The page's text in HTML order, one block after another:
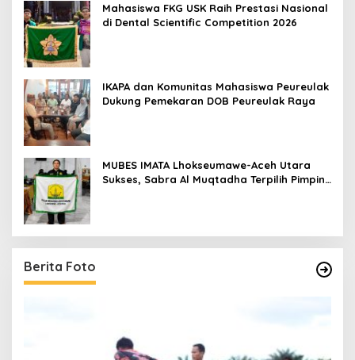
Mahasiswa FKG USK Raih Prestasi Nasional
di Dental Scientific Competition 2026
IKAPA dan Komunitas Mahasiswa Peureulak
Dukung Pemekaran DOB Peureulak Raya
MUBES IMATA Lhokseumawe-Aceh Utara
Sukses, Sabra Al Muqtadha Terpilih Pimpin
Berita Foto